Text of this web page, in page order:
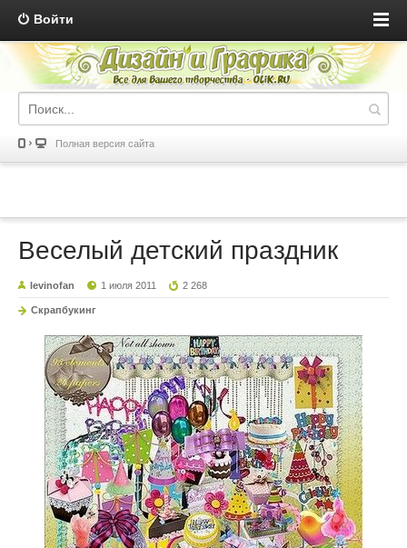
Войти
Полная версия сайта
Веселый детский праздник
levinofan 1 июля 2011 2 268
Скрапбукинг